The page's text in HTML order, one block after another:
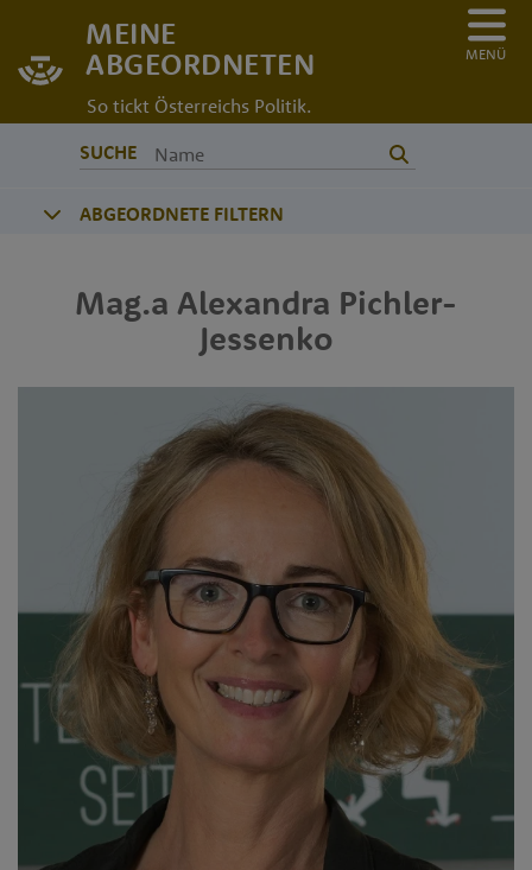
MEINE
ABGEORDNETEN
So tickt Österreichs Politik.
MENÜ
SUCHE
ABGEORDNETE FILTERN
Mag.a Alexandra Pichler-
Jessenko